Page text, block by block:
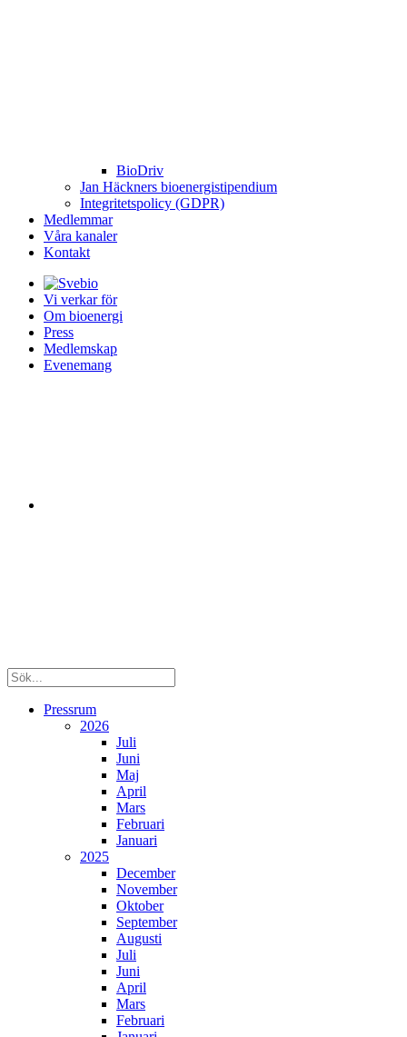
BioDriv
Jan Häckners bioenergistipendium
Integritetspolicy (GDPR)
Medlemmar
Våra kanaler
Kontakt
Vi verkar för
Om bioenergi
Press
Medlemskap
Evenemang
Pressrum
2026
Juli
Juni
Maj
April
Mars
Februari
Januari
2025
December
November
Oktober
September
Augusti
Juli
Juni
April
Mars
Februari